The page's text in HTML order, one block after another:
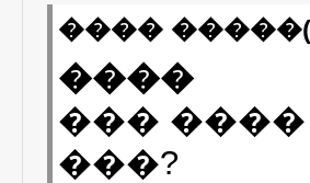
����
����
���
���?